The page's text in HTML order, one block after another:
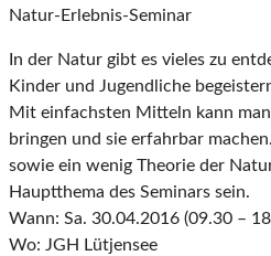
Natur-Erlebnis-Seminar
In der Natur gibt es vieles zu
Kinder und Jugendliche
Mit einfachsten Mitteln kann
bringen und sie erfahrbar
sowie ein wenig Theorie der
Hauptthema des Seminars sein.
Wann: Sa. 30.04.2016 (09.30 –
Wo: JGH Lütjensee